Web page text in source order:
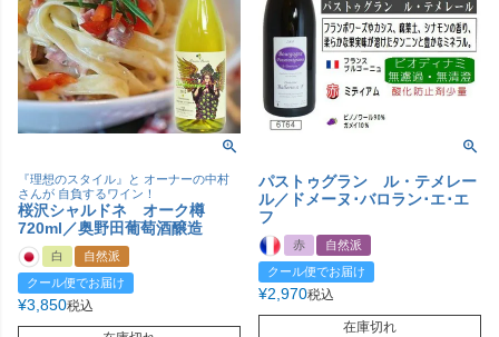
『理想のスタイル』と オーナーの中村
さんが 自負するワイン！
桜沢シャルドネ オーク樽
720ml／奥野田葡萄酒醸造
白
自然派
クール便でお届け
¥3,850税込
パストゥグラン ル・テメレー
ル／ドメーヌ･バロラン･エ･エ
フ
赤
自然派
クール便でお届け
¥2,970税込
在庫切れ